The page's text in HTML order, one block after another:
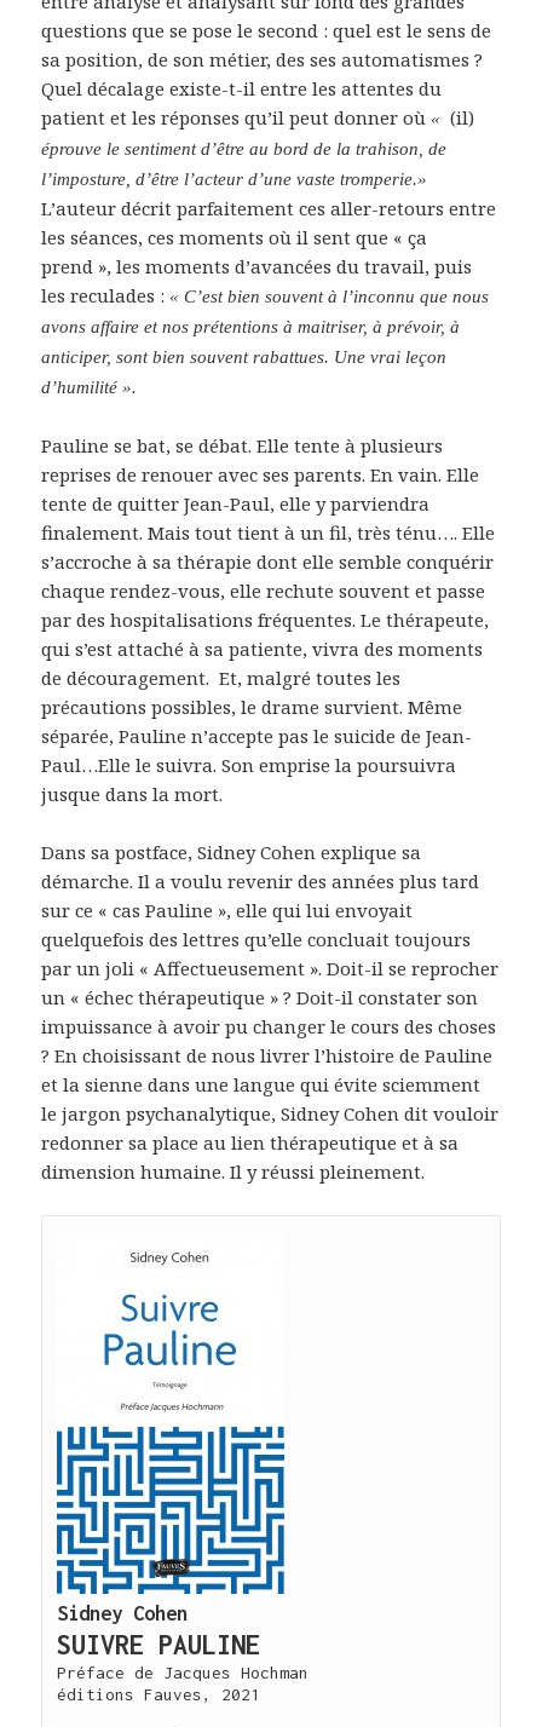
questions que se pose le second : quel est le sens de
sa position, de son métier, des ses automatismes ?
Quel décalage existe-t-il entre les attentes du
patient et les réponses qu’il peut donner où «(il)
éprouve le sentiment d’être au bord de la trahison, de
l’imposture, d’être l’acteur d’une vaste tromperie.»
L’auteur décrit parfaitement ces aller-retours entre
les séances, ces moments où il sent que « ça
prend », les moments d’avancées du travail, puis
les reculades : « C’est bien souvent à l’inconnu que nous
avons affaire et nos prétentions à maitriser, à prévoir, à
anticiper, sont bien souvent rabattues. Une vrai leçon
d’humilité ».
Pauline se bat, se débat. Elle tente à plusieurs
reprises de renouer avec ses parents. En vain. Elle
tente de quitter Jean-Paul, elle y parviendra
finalement. Mais tout tient à un fil, très ténu…. Elle
s’accroche à sa thérapie dont elle semble conquérir
chaque rendez-vous, elle rechute souvent et passe
par des hospitalisations fréquentes. Le thérapeute,
qui s’est attaché à sa patiente, vivra des moments
de découragement. Et, malgré toutes les
précautions possibles, le drame survient. Même
séparée, Pauline n’accepte pas le suicide de Jean-
Paul…Elle le suivra. Son emprise la poursuivra
jusque dans la mort.
Dans sa postface, Sidney Cohen explique sa
démarche. Il a voulu revenir des années plus tard
sur ce « cas Pauline », elle qui lui envoyait
quelquefois des lettres qu’elle concluait toujours
par un joli « Affectueusement ». Doit-il se reprocher
un « échec thérapeutique » ? Doit-il constater son
impuissance à avoir pu changer le cours des choses
? En choisissant de nous livrer l’histoire de Pauline
et la sienne dans une langue qui évite sciemment
le jargon psychanalytique, Sidney Cohen dit vouloir
redonner sa place au lien thérapeutique et à sa
dimension humaine. Il y réussi pleinement.
Sidney Cohen
SUIVRE PAULINE
Préface de Jacques Hochman
éditions Fauves, 2021